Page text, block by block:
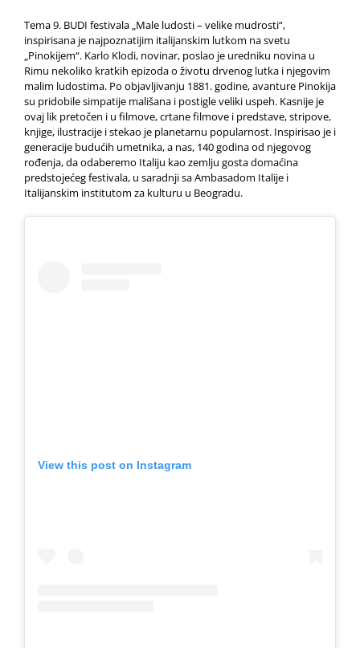
Tema 9. BUDI festivala „Male ludosti – velike mudrosti“,
inspirisana je najpoznatijim italijanskim lutkom na svetu
„Pinokijem“. Karlo Klodi, novinar, poslao je uredniku novina u
Rimu nekoliko kratkih epizoda o životu drvenog lutka i njegovim
malim ludostima. Po objavljivanju 1881. godine, avanture Pinokija
su pridobile simpatije mališana i postigle veliki uspeh. Kasnije je
ovaj lik pretočen i u filmove, crtane filmove i predstave, stripove,
knjige, ilustracije i stekao je planetarnu popularnost. Inspirisao je i
generacije budućih umetnika, a nas, 140 godina od njegovog
rođenja, da odaberemo Italiju kao zemlju gosta domaćina
predstojećeg festivala, u saradnji sa Ambasadom Italije i
Italijanskim institutom za kulturu u Beogradu.
View this post on Instagram